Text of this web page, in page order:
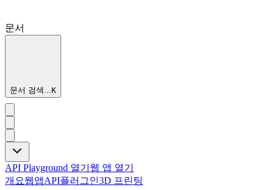
문서
문서 검색...K
API Playground 열기 웹 앱 열기
개요웹앱API플러그인3D 프린팅